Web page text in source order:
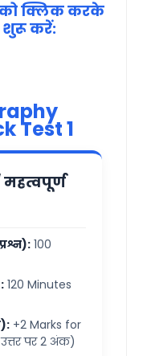
को क्लिक करके
शुरू करें:
Test 1
100
120 Minutes
+2 Marks for
पर 2 अंक)